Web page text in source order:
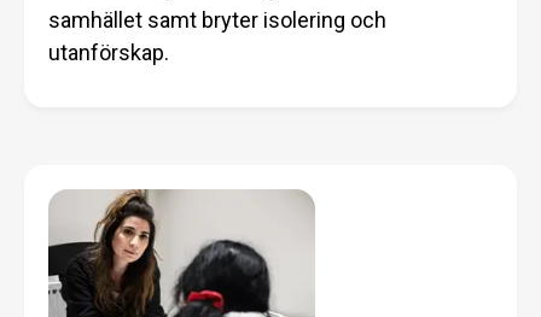
samhället samt bryter isolering och
utanförskap.